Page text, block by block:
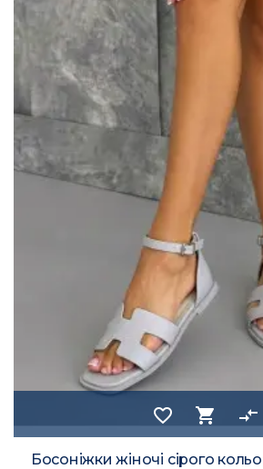
favorite_border shopping_cart compare_arrows
Босоніжки жіночі сірого